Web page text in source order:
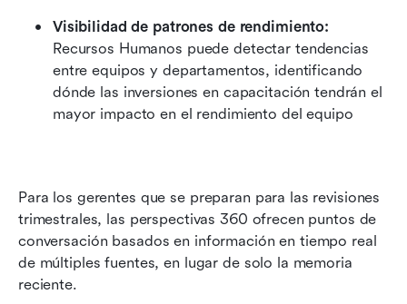
Visibilidad de patrones de rendimiento:
Recursos Humanos puede detectar tendencias
entre equipos y departamentos, identificando
dónde las inversiones en capacitación tendrán el
mayor impacto en el rendimiento del equipo
Para los gerentes que se preparan para las revisiones
trimestrales, las perspectivas 360 ofrecen puntos de
conversación basados en información en tiempo real
de múltiples fuentes, en lugar de solo la memoria
reciente.